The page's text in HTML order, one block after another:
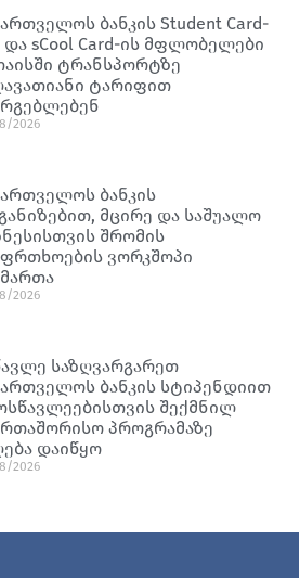
ბანკის Student Card-
და sCool Card-ის მფლობელები
ტრანსპორტზე
ტარიფით
2026
ბანკის
მცირე და საშუალო
შრომის
ვორკშოპი
2026
საზღვარგარეთ
ბანკის სტიპენდიით
შექმნილ
პროგრამაზე
დაიწყო
2026